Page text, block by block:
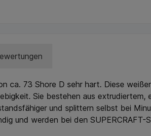
ca. 73 Shore D sehr hart. Diese
Sie bestehen aus
und splittern selbst bei
und werden bei den SUPERCRAFT-